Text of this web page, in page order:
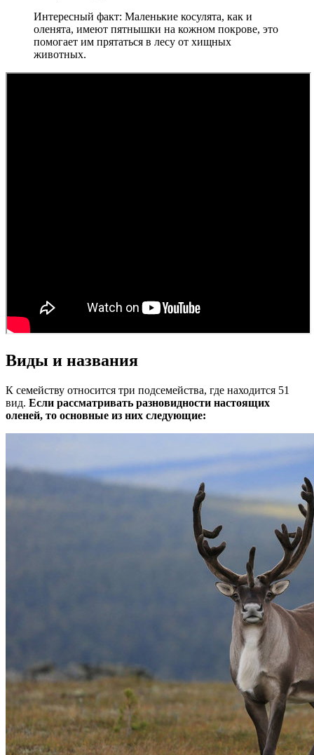
Интересный факт: Маленькие косулята, как и
оленята, имеют пятнышки на кожном покрове, это
помогает им прятаться в лесу от хищных
животных.
Виды и названия
К семейству относится три подсемейства, где находится 51
вид. Если рассматривать разновидности настоящих
оленей, то основные из них следующие: